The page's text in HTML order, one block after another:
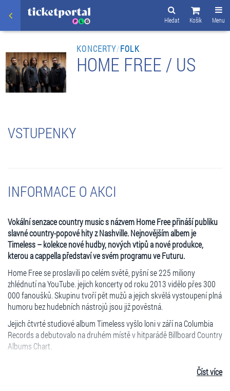
Menu
Košík
Hledat
KONCERTY/FOLK
HOME FREE / US
VSTUPENKY
INFORMACE O AKCI
Vokální senzace country music s názvem Home Free přináší publiku
slavné country-popové hity z Nashville. Nejnovějším albem je
Timeless – kolekce nové hudby, nových vtipů a nové produkce,
kterou a cappella představí ve svém programu ve Futuru.
Home Free se proslavili po celém světě, pyšní se 225 miliony
zhlédnutí na YouTube. jejich koncerty od roku 2013 vidělo přes 300
000 fanoušků. Skupinu tvoří pět mužů a jejich skvělá vystoupení plná
humoru bez hudebních nástrojů jsou již pověstná.
Jejich čtvrté studiové album Timeless vyšlo loni v září na Columbia
Records a debutovalo na druhém místě v hitparádě Billboard Country
Albums Chart.
od Marena Morrise My Church, pop hitu od Shakiry Try Everything a
Číst více